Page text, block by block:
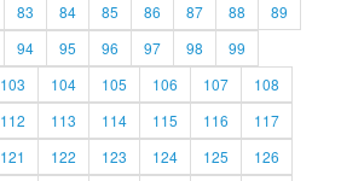
83 84 85 86 87 88
89
94 95 96 97 98
99
103 104 105 106 107
108
112 113 114 115 116
117
121 122 123 124 125
126